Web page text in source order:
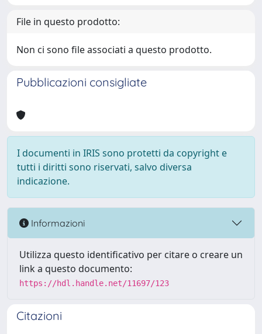
File in questo prodotto:
Non ci sono file associati a questo prodotto.
Pubblicazioni consigliate
I documenti in IRIS sono protetti da copyright e
tutti i diritti sono riservati, salvo diversa
indicazione.
Informazioni
Utilizza questo identificativo per citare o creare un
link a questo documento:
https://hdl.handle.net/11697/123
Citazioni